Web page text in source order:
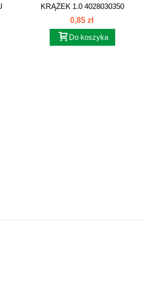
KRĄŻEK 1.0 4028030350
0,85 zł
Do koszyka